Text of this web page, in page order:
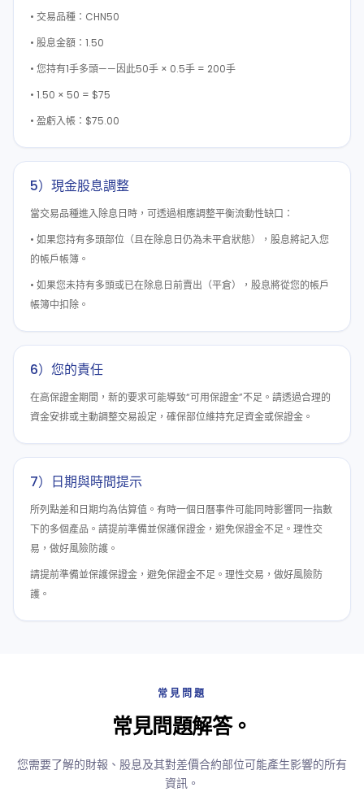
• 交易品種：CHN50
• 股息金額：1.50
• 您持有1手多頭——因此50手 × 0.5手 = 200手
• 1.50 × 50 = $75
• 盈虧入帳：$75.00
5）現金股息調整
當交易品種進入除息日時，可透過相應調整平衡流動性缺口：
• 如果您持有多頭部位（且在除息日仍為未平倉狀態），股息將記入您
的帳戶帳簿。
• 如果您未持有多頭或已在除息日前賣出（平倉），股息將從您的帳戶
帳簿中扣除。
6）您的責任
在高保證金期間，新的要求可能導致“可用保證金”不足。請透過合理的
資金安排或主動調整交易設定，確保部位維持充足資金或保證金。
7）日期與時間提示
所列點差和日期均為估算值。有時一個日曆事件可能同時影響同一指數
下的多個產品。請提前準備並保護保證金，避免保證金不足。理性交
易，做好風險防護。
請提前準備並保護保證金，避免保證金不足。理性交易，做好風險防
護。
常見問題
常見問題解答。
您需要了解的財報、股息及其對差價合約部位可能產生影響的所有
資訊。